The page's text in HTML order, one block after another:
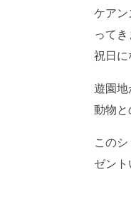
ケアン
って
祝日に
遊園地
動物と
この
ゼン